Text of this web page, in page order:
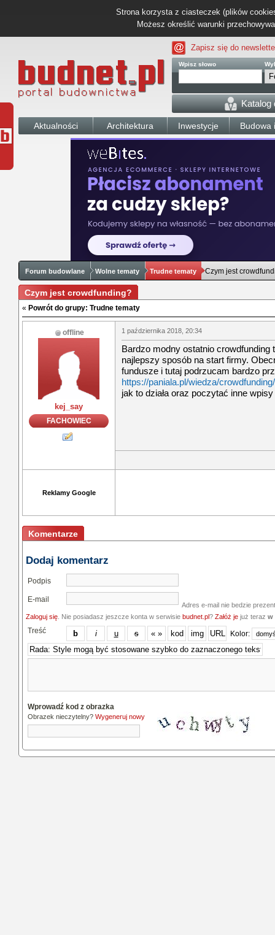
Strona korzysta z ciasteczek (plików
Możesz określić warunki
Zapisz się do
Wpisz słowo
Katalog
Aktualności Architektura Inwestycje Budowa
Forum budowlane Wolne tematy Trudne tematy Czym jest
Czym jest crowdfunding?
« Powrót do grupy: Trudne tematy
offline
kej_say
FACHOWIEC
1 października 2018, 20:34
Bardzo modny ostatnio crowdfunding
najlepszy sposób na start firmy.
fundusze i tutaj podrzucam bardzo
https://paniala.pl/wiedza/crowdfunding/
jak to działa oraz poczytać inne
Reklamy Google
Komentarze
Dodaj komentarz
Podpis
E-mail
Adres e-mail nie bedzie
Zaloguj się . Nie posiadasz jeszcze konta w serwisie budnet.pl? Załóż je już teraz w
Treść Kolor:
Wprowadź kod z obrazka
Obrazek nieczytelny? Wygeneruj nowy